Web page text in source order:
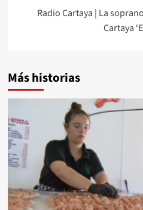
Radio Cartaya | La
Cartaya
Más historias